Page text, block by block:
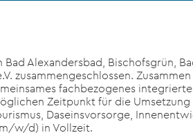
Alexandersbad, Bischofsgrün,
zusammengeschlossen.
fachbezogenes
Zeitpunkt für die
Daseinsvorsorge,
w/d) in Vollzeit.